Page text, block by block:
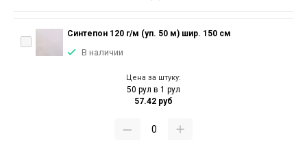
Синтепон 120 г/м (уп. 50 м) шир. 150 см
В наличии
Цена за штуку:
50 рул в 1 рул
57.42 руб